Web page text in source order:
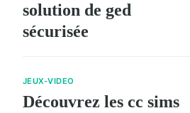
solution de ged
sécurisée
JEUX-VIDEO
Découvrez les cc sims